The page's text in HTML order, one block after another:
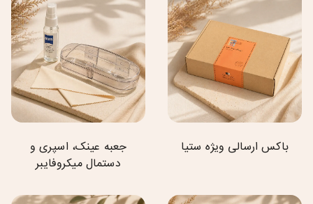
باکس ارسالی ویژه ستیا
جعبه عینک، اسپری و
دستمال میکروفایبر